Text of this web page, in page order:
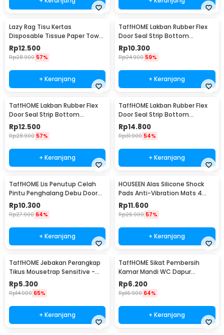
Lazy Rag Tisu Kertas
Disposable Tissue Paper Towel
1 Roll (50 Helai) - MB104P
Rp12.500
Rp28.900 57%
+ Keranjang
TaffHOME Lakban Rubber Flex
Door Seal Strip Bottom
Waterproof 25mmx5M - TP39
Rp10.300
Rp24.900 59%
+ Keranjang
TaffHOME Lakban Rubber Flex
Door Seal Strip Bottom
Waterproof 35mmx5M - TP39
Rp12.500
Rp28.900 57%
+ Keranjang
TaffHOME Lakban Rubber Flex
Door Seal Strip Bottom
Waterproof 45mmx5M - TP39
Rp14.800
Rp31.900 54%
+ Keranjang
TaffHOME Lis Penutup Celah
Pintu Penghalang Debu Door
Bottom Seal 1M - LQ7
Rp10.300
Rp27.900 64%
+ Keranjang
HOUSEEN Alas Silicone Shock
Pads Anti-Vibration Mats 4
PCS - NY522
Rp11.600
Rp26.900 57%
+ Keranjang
TaffHOME Jebakan Perangkap
Tikus Mousetrap Sensitive -
ZL-2021
Rp5.300
Rp14.900 65%
+ Keranjang
TaffHOME Sikat Pembersih
Kamar Mandi WC Dapur
Sponge Brush - 8211
Rp6.200
Rp16.900 64%
+ Keranjang